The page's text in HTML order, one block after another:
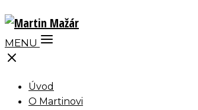
MENU
Úvod
O Martinovi